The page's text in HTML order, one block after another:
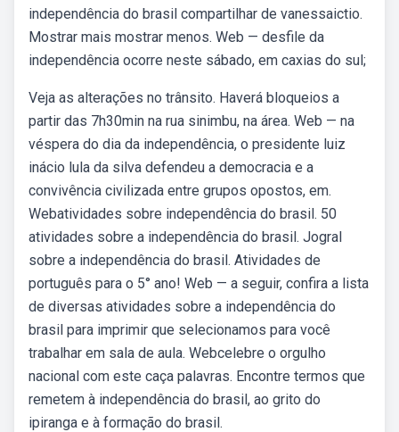
independência do brasil compartilhar de vanessaictio.
Mostrar mais mostrar menos. Web — desfile da
independência ocorre neste sábado, em caxias do sul;
Veja as alterações no trânsito. Haverá bloqueios a
partir das 7h30min na rua sinimbu, na área. Web — na
véspera do dia da independência, o presidente luiz
inácio lula da silva defendeu a democracia e a
convivência civilizada entre grupos opostos, em.
Webatividades sobre independência do brasil. 50
atividades sobre a independência do brasil. Jogral
sobre a independência do brasil. Atividades de
português para o 5° ano! Web — a seguir, confira a lista
de diversas atividades sobre a independência do
brasil para imprimir que selecionamos para você
trabalhar em sala de aula. Webcelebre o orgulho
nacional com este caça palavras. Encontre termos que
remetem à independência do brasil, ao grito do
ipiranga e à formação do brasil.